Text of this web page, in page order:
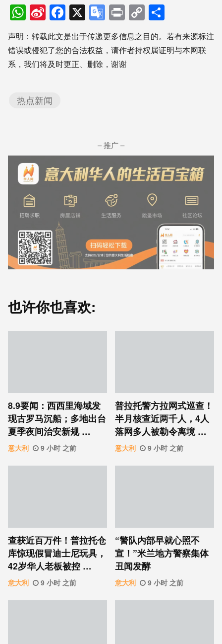
WhatsApp
Sina
Weibo
Facebook
X Google
Translate
PrintCopy
Link享
声明：转载此文是出于传递更多信息之目的。若有来源标注
错误或侵犯了您的合法权益，请作者持权属证明与本网联
系，我们将及时更正、删除，谢谢
热点新闻
– 推广 –
也许你也喜欢:
8.9要闻：西西里海域发
现古罗马沉船；多地出台
夏季夜间治安新规 …
意大利 9 小时 之前
普拉托警方拉网式巡查！
半月核查近两千人，4人
落网多人被勒令离境 …
意大利 9 小时 之前
查获近百万件！普拉托仓
库惊现假冒迪士尼玩具，
42岁华人老板被控 …
意大利 9 小时 之前
“警队内部早就心照不
宣！”米兰地方警察集体
丑闻发酵
意大利 9 小时 之前